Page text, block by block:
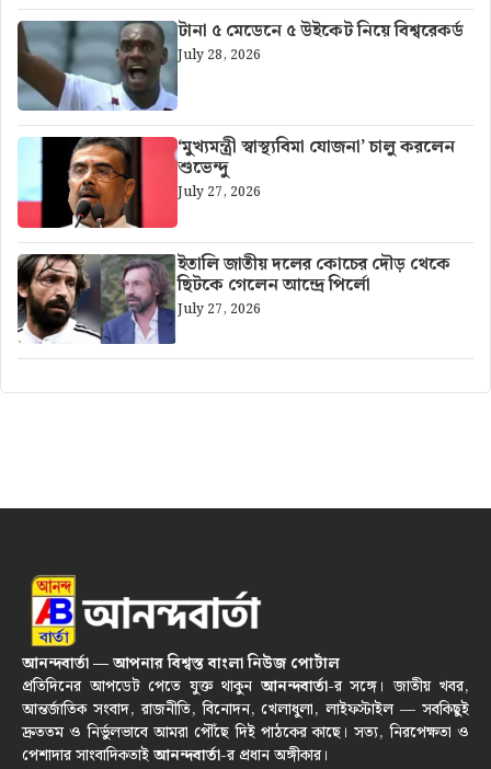
টানা ৫ মেডেনে ৫ উইকেট নিয়ে বিশ্বরেকর্ড
July 28, 2026
‘মুখ্যমন্ত্রী স্বাস্থ্যবিমা যোজনা’ চালু করলেন
শুভেন্দু
July 27, 2026
ইতালি জাতীয় দলের কোচের দৌড় থেকে
ছিটকে গেলেন আন্দ্রে পির্লো
July 27, 2026
আনন্দবার্তা — আপনার বিশ্বস্ত বাংলা নিউজ পোর্টাল
প্রতিদিনের আপডেট পেতে যুক্ত থাকুনআনন্দবার্তা-র সঙ্গে। জাতীয় খবর,
আন্তর্জাতিক সংবাদ, রাজনীতি, বিনোদন, খেলাধুলা, লাইফস্টাইল — সবকিছুই
দ্রুততম ও নির্ভুলভাবে আমরা পৌঁছে দিই পাঠকের কাছে। সত্য, নিরপেক্ষতা ও
পেশাদার সাংবাদিকতাইআনন্দবার্তা-র প্রধান অঙ্গীকার।